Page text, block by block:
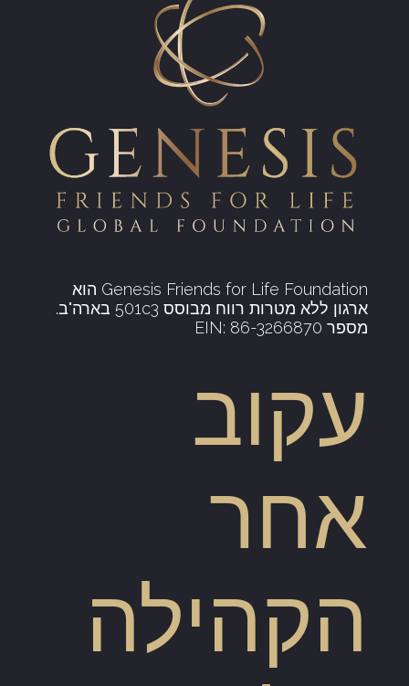
Genesis Friends for Life Foundation הוא
ארגון ללא מטרות רווח מבוסס 501c3 בארה"ב.
מספר EIN: 86-3266870
עקוב
אחר
הקהילה